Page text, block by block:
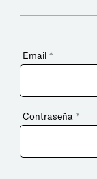
Email *
Contraseña *